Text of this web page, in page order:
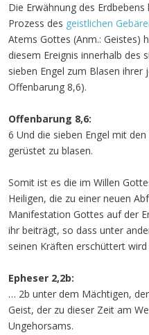
Die Erwähnung des
Prozess des geistlichen
Atems Gottes (Anm.: Geistes)
diesem Ereignis innerhalb des
sieben Engel zum Blasen ihrer
Offenbarung 8,6).
Offenbarung 8,6:
6 Und die sieben Engel mit
gerüstet zu blasen.
Somit ist es die im Willen
Heiligen, die zu einer neuen
Manifestation Gottes auf der
ihr beiträgt, so dass unter
seinen Kräften erschüttert wird
Epheser 2,2b:
… 2b unter dem Mächtigen,
Geist, der zu dieser Zeit am
Ungehorsams.